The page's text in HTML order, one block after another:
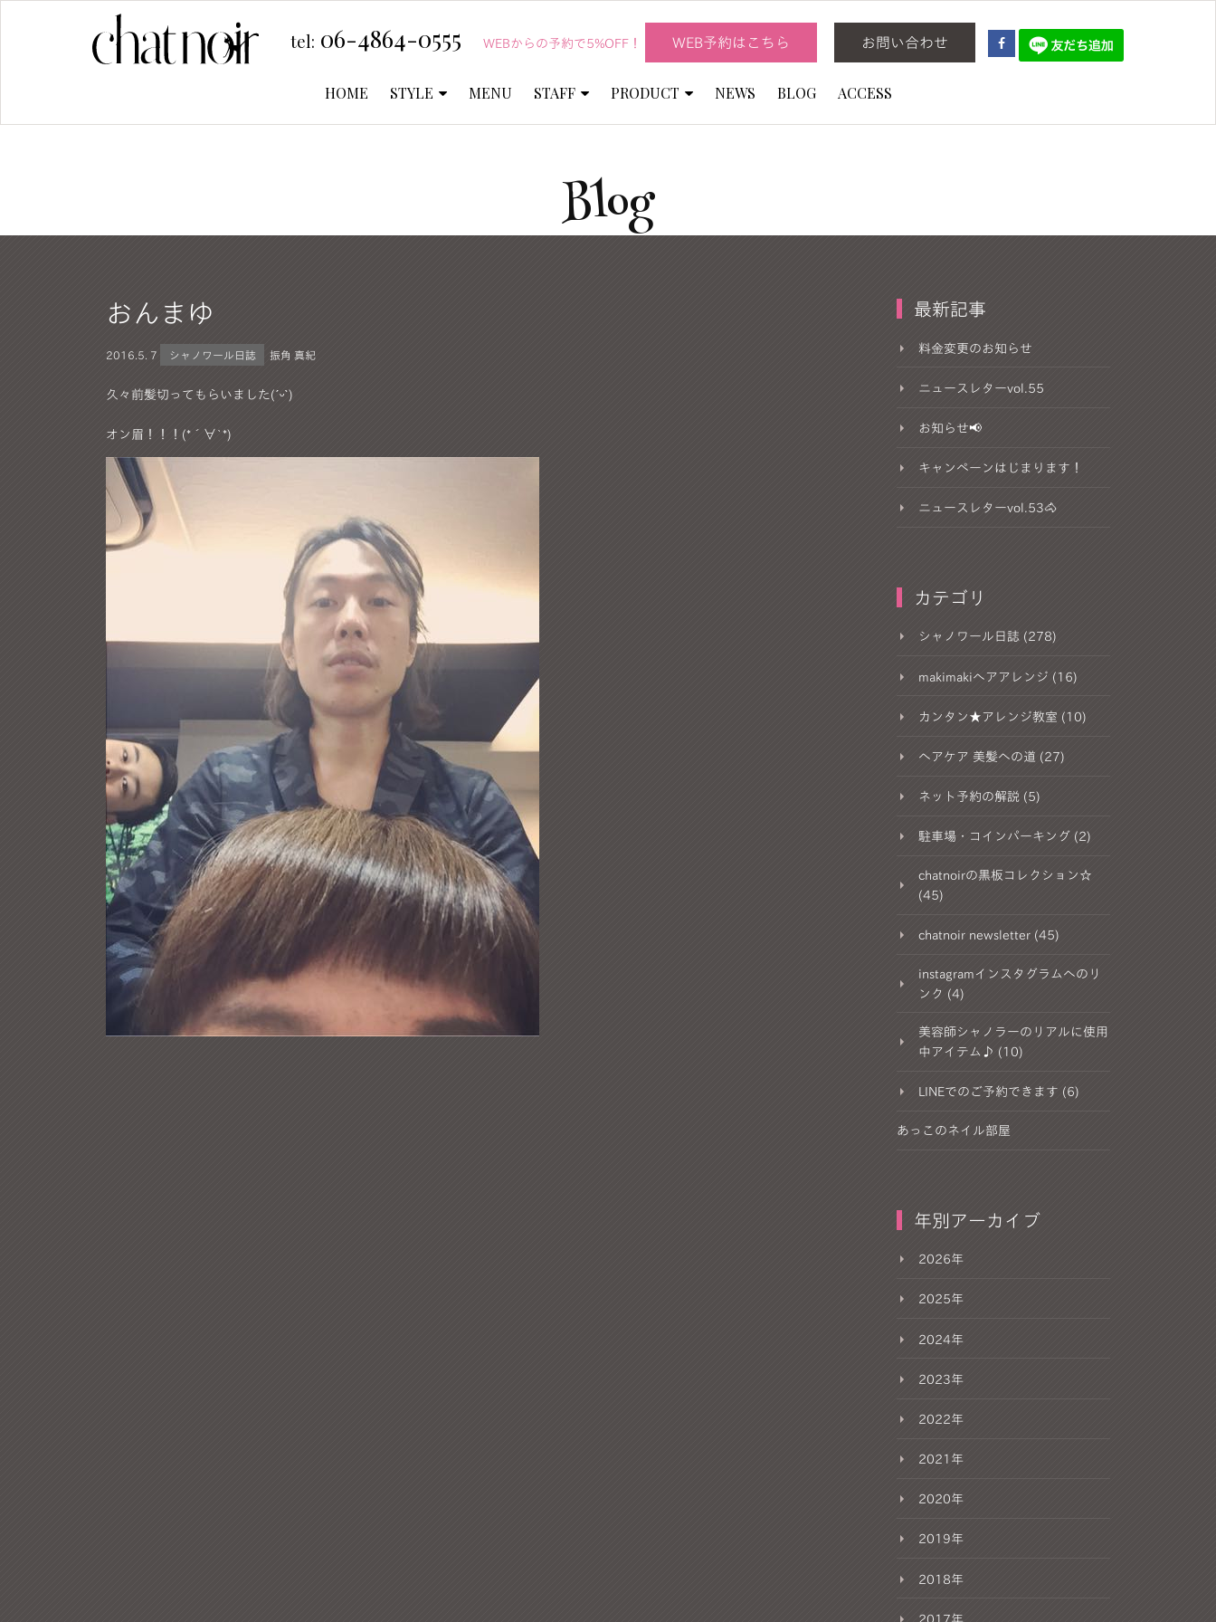
tel: 06-4864-0555 WEBからの予約で5%OFF！ WEB予約はこちら お問い合わせ
HOME STYLE MENU STAFF PRODUCT NEWS BLOG ACCESS
Blog
おんまゆ
2016. 5. 7 シャノワール日誌 振角 真紀
久々前髪切ってもらいました(ˊᵕˋ)
オン眉！！！(*´∀`*)
最新記事
料金変更のお知らせ
ニュースレターvol.55
お知らせ📢
キャンペーンはじまります！
ニュースレターvol.53🐴
カテゴリ
シャノワール日誌 (278)
makimakiヘアアレンジ (16)
カンタン★アレンジ教室 (10)
ヘアケア 美髪への道 (27)
ネット予約の解説 (5)
駐車場・コインパーキング (2)
chatnoirの黒板コレクション☆
(45)
chatnoir newsletter (45)
instagramインスタグラムへのリ
ンク (4)
美容師シャノラーのリアルに使用
中アイテム♪ (10)
LINEでのご予約できます (6)
あっこのネイル部屋
年別アーカイブ
2026年
2025年
2024年
2023年
2022年
2021年
2020年
2019年
2018年
2017年